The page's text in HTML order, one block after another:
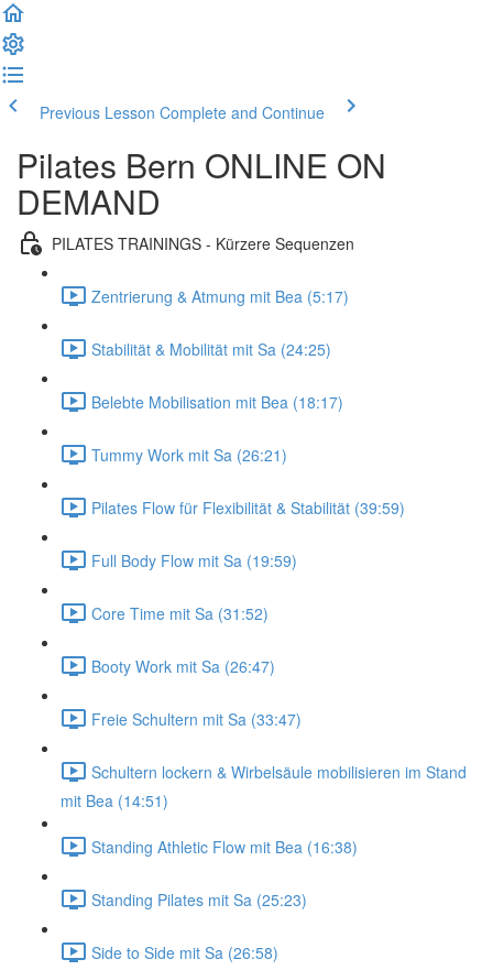
Previous Lesson Complete and Continue
Pilates Bern ONLINE ON
DEMAND
PILATES TRAININGS - Kürzere Sequenzen
Zentrierung & Atmung mit Bea (5:17)
Stabilität & Mobilität mit Sa (24:25)
Belebte Mobilisation mit Bea (18:17)
Tummy Work mit Sa (26:21)
Pilates Flow für Flexibilität & Stabilität (39:59)
Full Body Flow mit Sa (19:59)
Core Time mit Sa (31:52)
Booty Work mit Sa (26:47)
Freie Schultern mit Sa (33:47)
Schultern lockern & Wirbelsäule mobilisieren im Stand
mit Bea (14:51)
Standing Athletic Flow mit Bea (16:38)
Standing Pilates mit Sa (25:23)
Side to Side mit Sa (26:58)